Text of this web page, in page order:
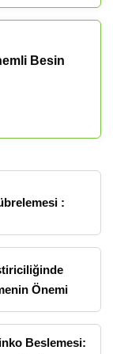
Besin
:
Önemi
Beslemesi: